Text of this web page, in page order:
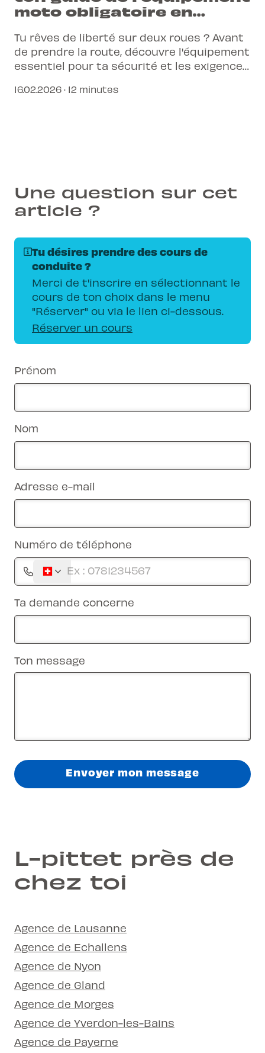
moto obligatoire en
Tu rêves de liberté sur deux roues ? Avant
de prendre la route, découvre l'équipement
essentiel pour ta sécurité et les exigences
16.02.2026 · 12 minutes
Une question sur cet
article ?
Tu désires prendre des cours de
conduite ?
Merci de t'inscrire en sélectionnant le
cours de ton choix dans le menu
"Réserver" ou via le lien ci-dessous.
Réserver un cours
Prénom
Nom
Adresse e-mail
Numéro de téléphone
Ta demande concerne
Ton message
Envoyer mon message
L-pittet près de
chez toi
Agence de Lausanne
Agence de Echallens
Agence de Nyon
Agence de Gland
Agence de Morges
Agence de Yverdon-les-Bains
Agence de Payerne